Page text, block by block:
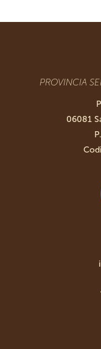
PROVINCIA
06081